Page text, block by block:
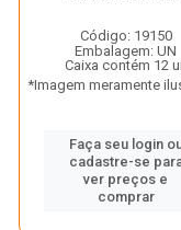
Código: 19150
Embalagem: UN
Caixa contém 12
*Imagem meramente
Faça seu login
cadastre-se
ver preços e
comprar